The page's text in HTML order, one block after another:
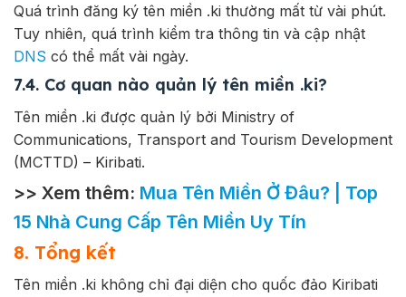
Quá trình đăng ký tên miền .ki thường mất từ vài phút.
Tuy nhiên, quá trình kiểm tra thông tin và cập nhật
DNS có thể mất vài ngày.
7.4. Cơ quan nào quản lý tên miền .ki?
Tên miền .ki được quản lý bởi Ministry of
Communications, Transport and Tourism Development
(MCTTD) – Kiribati.
>> Xem thêm: Mua Tên Miền Ở Đâu? | Top
15 Nhà Cung Cấp Tên Miền Uy Tín
8. Tổng kết
Tên miền .ki không chỉ đại diện cho quốc đảo Kiribati